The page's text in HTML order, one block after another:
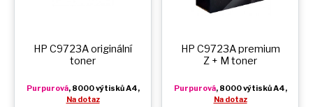
HP C9723A originální
toner
Purpurová, 8000 výtisků A4,
Na dotaz
HP C9723A premium
Z + M toner
Purpurová, 8000 výtisků A4,
Na dotaz